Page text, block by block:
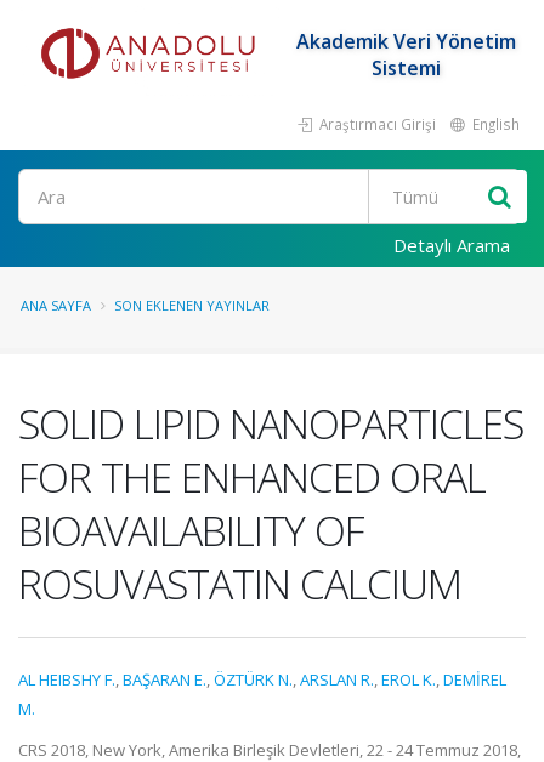
Akademik Veri Yönetim
Sistemi
Araştırmacı Girişi English
Ara
Detaylı Arama
ANA SAYFA SON EKLENEN YAYINLAR
SOLID LIPID NANOPARTICLES
FOR THE ENHANCED ORAL
BIOAVAILABILITY OF
ROSUVASTATIN CALCIUM
AL HEIBSHY F.,BAŞARAN E.,ÖZTÜRK N.,ARSLAN R.,EROL K.,DEMİREL
M.
CRS 2018, New York, Amerika Birleşik Devletleri, 22 - 24 Temmuz 2018,